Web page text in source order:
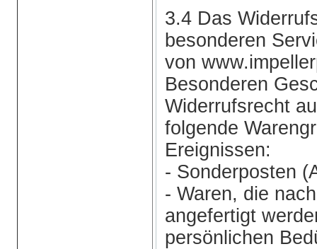
3.4 Das
besonderen
von
Besonderen
Widerrufsrecht
folgende
Ereignissen:
- Sonderposten
- Waren, die
angefertigt
persönlichen